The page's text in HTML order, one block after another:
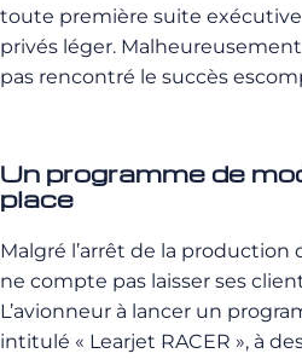
toute première suite
privés léger. Malheureusement
pas rencontré le succès
Un programmede
place
Malgré l’arrêt de la production
ne compte pas laisser ses
L’avionneur à lancer un
intitulé « Learjet RACER », à